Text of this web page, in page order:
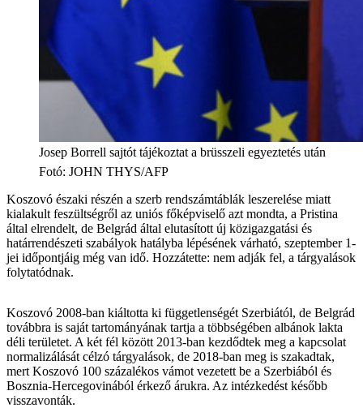
Josep Borrell sajtót tájékoztat a brüsszeli egyeztetés után
Fotó: JOHN THYS/AFP
Koszovó északi részén a szerb rendszámtáblák leszerelése miatt
kialakult feszültségről az uniós főképviselő azt mondta, a Pristina
által elrendelt, de Belgrád által elutasított új közigazgatási és
határrendészeti szabályok hatályba lépésének várható, szeptember 1-
jei időpontjáig még van idő. Hozzátette: nem adják fel, a tárgyalások
folytatódnak.
Koszovó 2008-ban kiáltotta ki függetlenségét Szerbiától, de Belgrád
továbbra is saját tartományának tartja a többségében albánok lakta
déli területet. A két fél között 2013-ban kezdődtek meg a kapcsolat
normalizálását célzó tárgyalások, de 2018-ban meg is szakadtak,
mert Koszovó 100 százalékos vámot vezetett be a Szerbiából és
Bosznia-Hercegovinából érkező árukra. Az intézkedést később
visszavonták.